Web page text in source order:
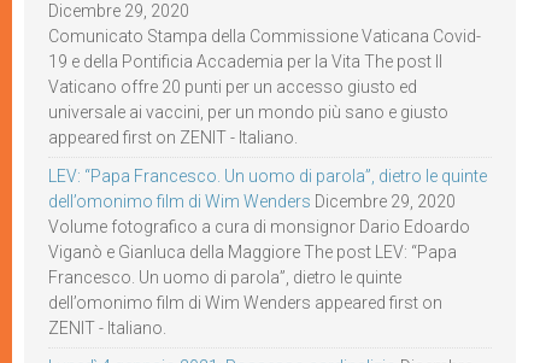
Dicembre 29, 2020
Comunicato Stampa della Commissione Vaticana Covid-
19 e della Pontificia Accademia per la Vita The post Il
Vaticano offre 20 punti per un accesso giusto ed
universale ai vaccini, per un mondo più sano e giusto
appeared first on ZENIT - Italiano.
LEV: “Papa Francesco. Un uomo di parola”, dietro le quinte
dell’omonimo film di Wim Wenders Dicembre 29, 2020
Volume fotografico a cura di monsignor Dario Edoardo
Viganò e Gianluca della Maggiore The post LEV: “Papa
Francesco. Un uomo di parola”, dietro le quinte
dell’omonimo film di Wim Wenders appeared first on
ZENIT - Italiano.